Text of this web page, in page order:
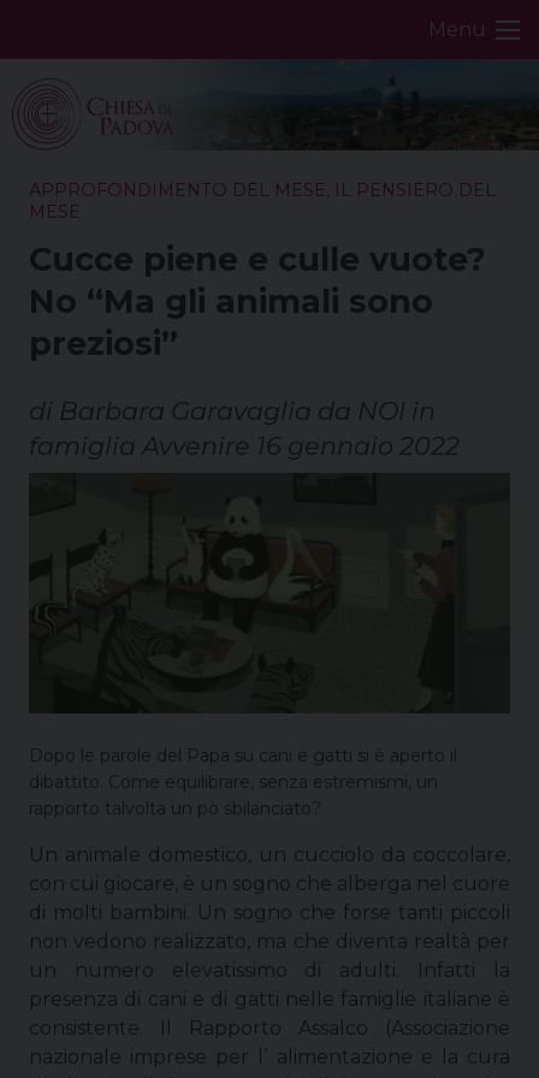
Menu
APPROFONDIMENTO DEL MESE IL PENSIERO DEL
MESE
Cucce piene e culle vuote?
No “Ma gli animali sono
preziosi”
di Barbara Garavaglia da NOI in
famiglia Avvenire 16 gennaio 2022
Dopo le parole del Papa su cani e gatti si è aperto il
dibattito. Come equilibrare, senza estremismi, un
rapporto talvolta un pò sbilanciato?
Un animale domestico, un cucciolo da coccolare,
con cui giocare, è un sogno che alberga nel cuore
di molti bambini. Un sogno che forse tanti piccoli
non vedono realizzato, ma che diventa realtà per
un numero elevatissimo di adulti. Infatti la
presenza di cani e di gatti nelle famiglie italiane è
consistente. Il Rapporto Assalco (Associazione
nazionale imprese per l’ alimentazione e la cura